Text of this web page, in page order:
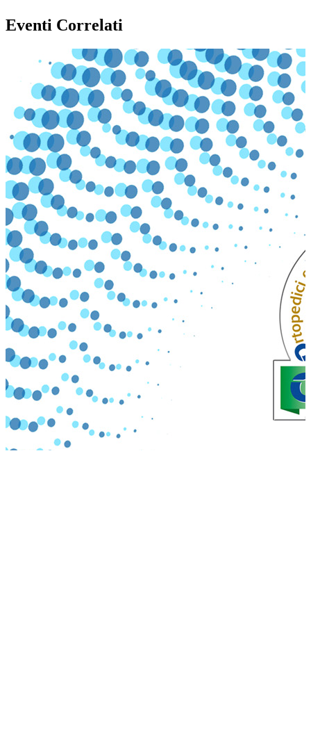
Eventi Correlati